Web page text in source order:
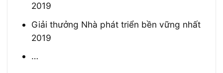
2019
Giải thưởng Nhà phát triển bền vững nhất
2019
…